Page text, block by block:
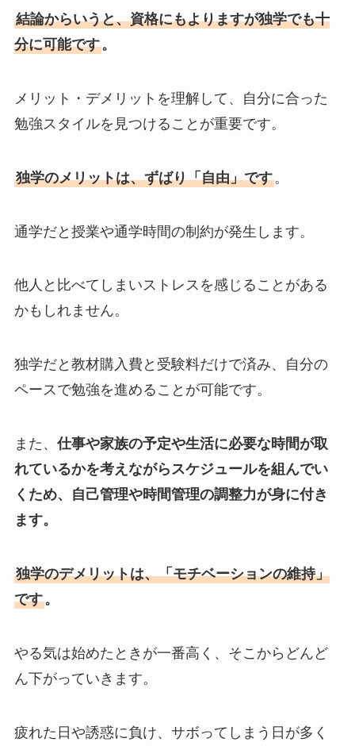
結論からいうと、資格にもよりますが独学でも十
分に可能です。
メリット・デメリットを理解して、自分に合った
勉強スタイルを見つけることが重要です。
独学のメリットは、ずばり「自由」です。
通学だと授業や通学時間の制約が発生します。
他人と比べてしまいストレスを感じることがある
かもしれません。
独学だと教材購入費と受験料だけで済み、自分の
ペースで勉強を進めることが可能です。
また、 仕事や家族の予定や生活に必要な時間が取
れているかを考えながらスケジュールを組んでい
くため、自己管理や時間管理の調整力が身に付き
ます。
独学のデメリットは、「モチベーションの維持」
です。
やる気は始めたときが一番高く、そこからどんど
ん下がっていきます。
疲れた日や誘惑に負け、サボってしまう日が多く